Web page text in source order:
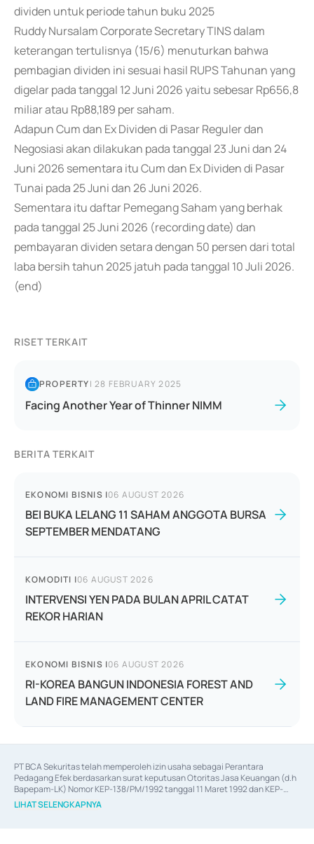
dividen untuk periode tahun buku 2025
Ruddy Nursalam Corporate Secretary TINS dalam
keterangan tertulisnya (15/6) menuturkan bahwa
pembagian dividen ini sesuai hasil RUPS Tahunan yang
digelar pada tanggal 12 Juni 2026 yaitu sebesar Rp656,8
miliar atau Rp88,189 per saham.
Adapun Cum dan Ex Dividen di Pasar Reguler dan
Negosiasi akan dilakukan pada tanggal 23 Juni dan 24
Juni 2026 sementara itu Cum dan Ex Dividen di Pasar
Tunai pada 25 Juni dan 26 Juni 2026.
Sementara itu daftar Pemegang Saham yang berhak
pada tanggal 25 Juni 2026 (recording date) dan
pembayaran dividen setara dengan 50 persen dari total
laba bersih tahun 2025 jatuh pada tanggal 10 Juli 2026.
(end)
RISET TERKAIT
PROPERTY|28 FEBRUARY 2025
Facing Another Year of Thinner NIMM
BERITA TERKAIT
EKONOMI BISNIS |06 AUGUST 2026
BEI BUKA LELANG 11 SAHAM ANGGOTA BURSA
SEPTEMBER MENDATANG
KOMODITI |06 AUGUST 2026
INTERVENSI YEN PADA BULAN APRIL CATAT
REKOR HARIAN
EKONOMI BISNIS |06 AUGUST 2026
RI-KOREA BANGUN INDONESIA FOREST AND
LAND FIRE MANAGEMENT CENTER
PT BCA Sekuritas telah memperoleh izin usaha sebagai Perantara
Pedagang Efek berdasarkan surat keputusan Otoritas Jasa Keuangan (d.h
Bapepam-LK) Nomor KEP-138/PM/1992 tanggal 11 Maret 1992 dan KEP-
06/D.04/2014 tanggal 28 Februari 2014, izin usaha sebagai Penjamin Emisi
Efek berdasarkan surat keputusan Otoritas Jasa Keuangan Nomor KEP-
LIHAT SELENGKAPNYA